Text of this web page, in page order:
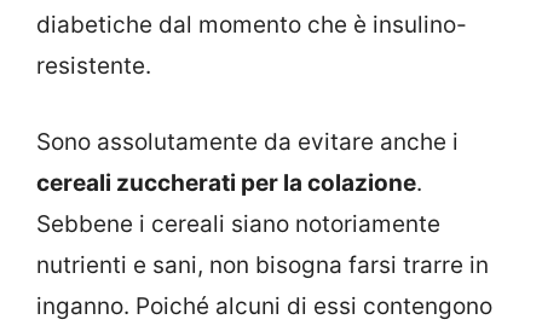
diabetiche dal momento che è insulino-
resistente.
Sono assolutamente da evitare anche i
cereali zuccherati per la colazione.
Sebbene i cereali siano notoriamente
nutrienti e sani, non bisogna farsi trarre in
inganno. Poiché alcuni di essi contengono